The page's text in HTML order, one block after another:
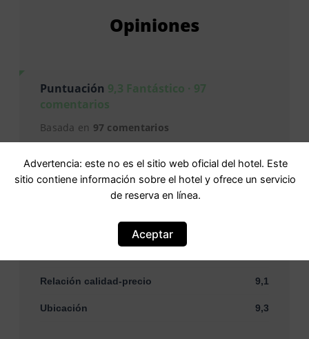
Opiniones
Puntuación 9,3 Fantástico · 97
comentarios
Basada en 97 comentarios
Personal
Instalaciones y servicios
Relación calidad-precio 9,1
Ubicación 9,3
Advertencia: este no es el sitio web oficial del hotel. Este
sitio contiene información sobre el hotel y ofrece un servicio
de reserva en línea.
Aceptar